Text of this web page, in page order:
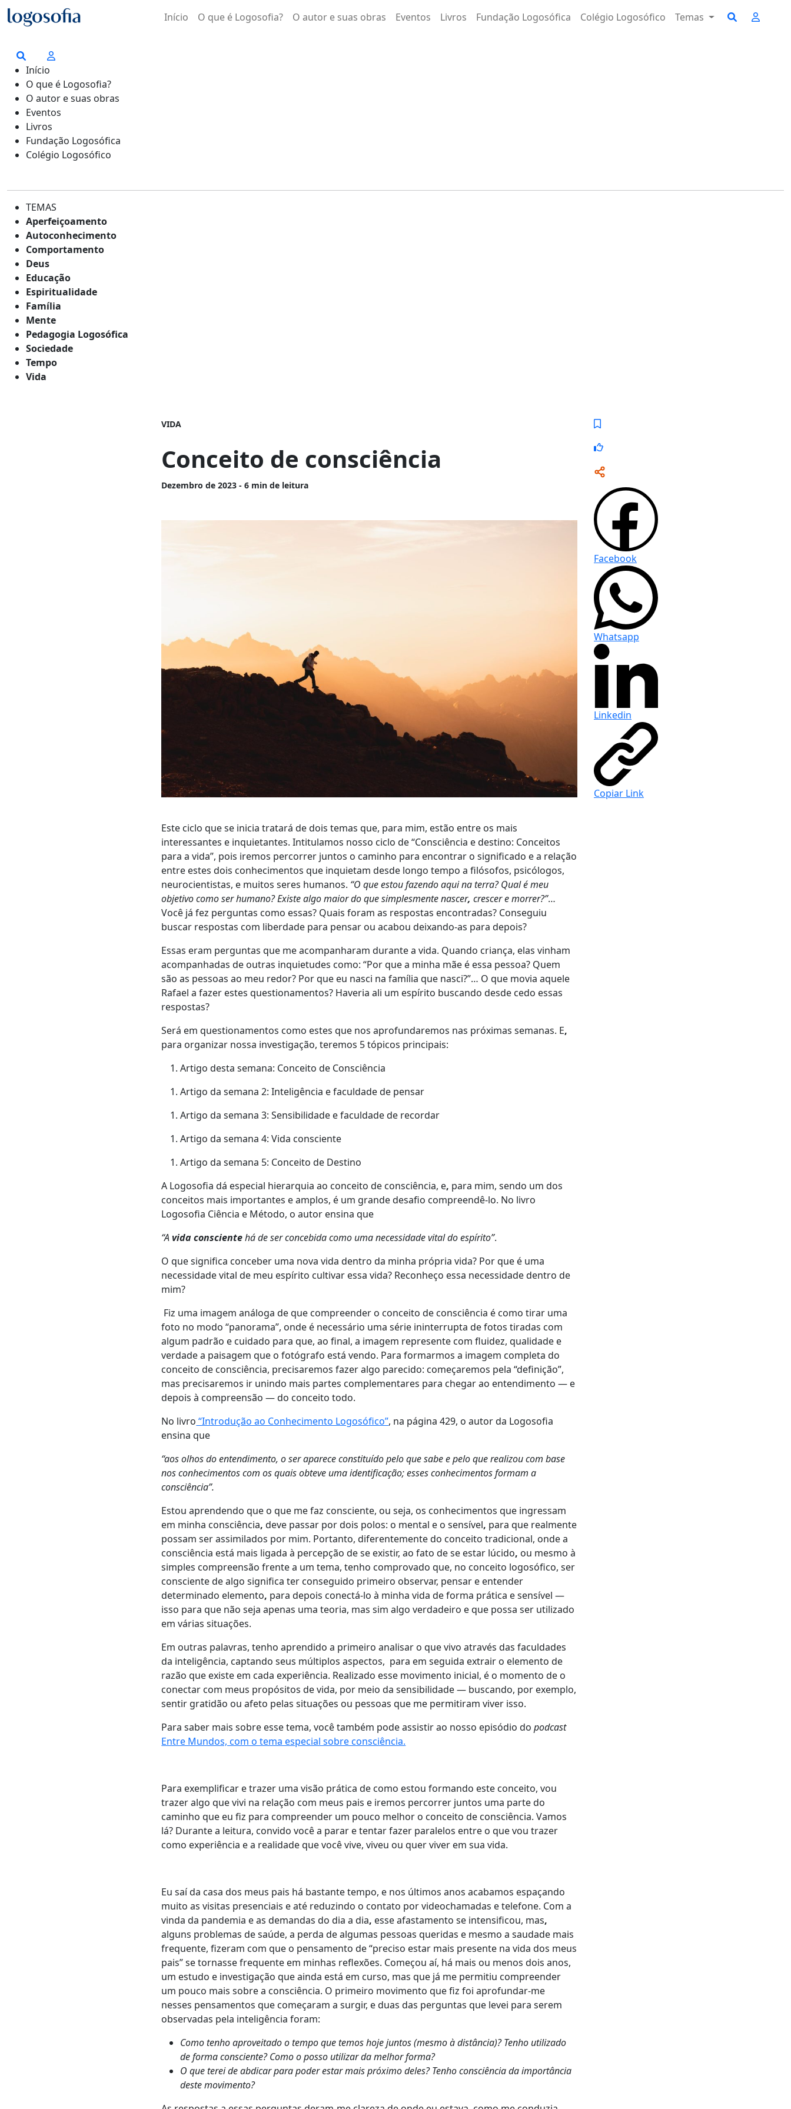
Início O que é Logosofia? O autor e suas obras Eventos Livros Fundação Logosófica Colégio Logosófico Temas
Início
O que é Logosofia?
O autor e suas obras
Eventos
Livros
Fundação Logosófica
Colégio Logosófico
TEMAS
Aperfeiçoamento
Autoconhecimento
Comportamento
Deus
Educação
Espiritualidade
Família
Mente
Pedagogia Logosófica
Sociedade
Tempo
Vida
Facebook
Whatsapp
Linkedin
Copiar Link
VIDA
Conceito de consciência
Dezembrode 2023 - 6 min de leitura
Este ciclo que se inicia tratará de dois temas que, para mim, estão entre os mais
interessantes e inquietantes. Intitulamos nosso ciclo de “Consciência e destino: Conceitos
para a vida”, pois iremos percorrer juntos o caminho para encontrar o significado e a relação
entre estes dois conhecimentos que inquietam desde longo tempo a filósofos, psicólogos,
neurocientistas, e muitos seres humanos. “O que estou fazendo aqui na terra? Qual é meu
objetivo como ser humano? Existe algo maior do que simplesmente nascer,crescer e morrer?”…
Você já fez perguntas como essas? Quais foram as respostas encontradas? Conseguiu
buscar respostas com liberdade para pensar ou acabou deixando-as para depois?
Essas eram perguntas que me acompanharam durante a vida. Quando criança, elas vinham
acompanhadas de outras inquietudes como: “Por que a minha mãe é essa pessoa? Quem
são as pessoas ao meu redor? Por que eu nasci na família que nasci?”… O que movia aquele
Rafael a fazer estes questionamentos? Haveria ali um espírito buscando desde cedo essas
respostas?
Será em questionamentos como estes que nos aprofundaremos nas próximas semanas. E,
para organizar nossa investigação, teremos 5 tópicos principais:
Artigo desta semana: Conceito de Consciência
Artigo da semana 2: Inteligência e faculdade de pensar
Artigo da semana 3: Sensibilidade e faculdade de recordar
Artigo da semana 4: Vida consciente
Artigo da semana 5: Conceito de Destino
A Logosofia dá especial hierarquia ao conceito de consciência, e, para mim, sendo um dos
conceitos mais importantes e amplos, é um grande desafio compreendê-lo. No livro
Logosofia Ciência e Método, o autor ensina que
“Avida conscientehá de ser concebida como uma necessidade vital do espírito”.
O que significa conceber uma nova vida dentro da minha própria vida? Por que é uma
necessidade vital de meu espírito cultivar essa vida? Reconheço essa necessidade dentro de
mim?
Fiz uma imagem análoga de que compreender o conceito de consciência é como tirar uma
foto no modo “panorama”, onde é necessário uma série ininterrupta de fotos tiradas com
algum padrão e cuidado para que, ao final, a imagem represente com fluidez, qualidade e
verdade a paisagem que o fotógrafo está vendo. Para formarmos a imagem completa do
conceito de consciência, precisaremos fazer algo parecido: começaremos pela “definição”,
mas precisaremos ir unindo mais partes complementares para chegar ao entendimento — e
depois à compreensão — do conceito todo.
No livro “Introdução ao Conhecimento Logosófico”, na página 429, o autor da Logosofia
ensina que
“aos olhos do entendimento, o ser aparece constituído pelo que sabe e pelo que realizou com base
nos conhecimentos com os quais obteve uma identificação; esses conhecimentos formam a
consciência”.
Estou aprendendo que o que me faz consciente, ou seja, os conhecimentos que ingressam
em minha consciência,deve passar por dois polos: o mental e o sensível, para que realmente
possam ser assimilados por mim. Portanto, diferentemente do conceito tradicional, onde a
consciência está mais ligada à percepção de se existir, ao fato de se estar lúcido, ou mesmo à
simples compreensão frente a um tema, tenho comprovado que, no conceito logosófico, ser
consciente de algo significa ter conseguido primeiro observar, pensar e entender
determinado elemento, para depois conectá-lo à minha vida de forma prática e sensível —
isso para que não seja apenas uma teoria, mas sim algo verdadeiro e que possa ser utilizado
em várias situações.
Em outras palavras, tenho aprendido a primeiro analisar o que vivo através das faculdades
da inteligência, captando seus múltiplos aspectos, para em seguida extrair o elemento de
razão que existe em cada experiência. Realizado esse movimento inicial, é o momento de o
conectar com meus propósitos de vida, por meio da sensibilidade — buscando, por exemplo,
sentir gratidão ou afeto pelas situações ou pessoas que me permitiram viver isso.
Para saber mais sobre esse tema, você também pode assistir ao nosso episódio dopodcast
Entre Mundos, com o tema especial sobre consciência.
Para exemplificar e trazer uma visão prática de como estou formando este conceito, vou
trazer algo que vivi na relação com meus pais e iremos percorrer juntos uma parte do
caminho que eu fiz para compreender um pouco melhor o conceito de consciência. Vamos
lá? Durante a leitura, convido você a parar e tentar fazer paralelos entre o que vou trazer
como experiência e a realidade que você vive, viveu ou quer viver em sua vida.
Eu saí da casa dos meus pais há bastante tempo, e nos últimos anos acabamos espaçando
muito as visitas presenciais e até reduzindo o contato por videochamadas e telefone. Com a
vinda da pandemia e as demandas do dia a dia, esse afastamento se intensificou, mas,
alguns problemas de saúde, a perda de algumas pessoas queridas e mesmo a saudade mais
frequente, fizeram com que o pensamento de “preciso estar mais presente na vida dos meus
pais” se tornasse frequente em minhas reflexões. Começou aí, há mais ou menos dois anos,
um estudo e investigação que ainda está em curso, mas que já me permitiu compreender
um pouco mais sobre a consciência. O primeiro movimento que fiz foi aprofundar-me
nesses pensamentos que começaram a surgir, e duas das perguntas que levei para serem
observadas pela inteligência foram:
Como tenho aproveitado o tempo que temos hoje juntos (mesmo à distância)? Tenho utilizado
de forma consciente? Como o posso utilizar da melhor forma?
O que terei de abdicar para poder estar mais próximo deles? Tenho consciência da importância
deste movimento?